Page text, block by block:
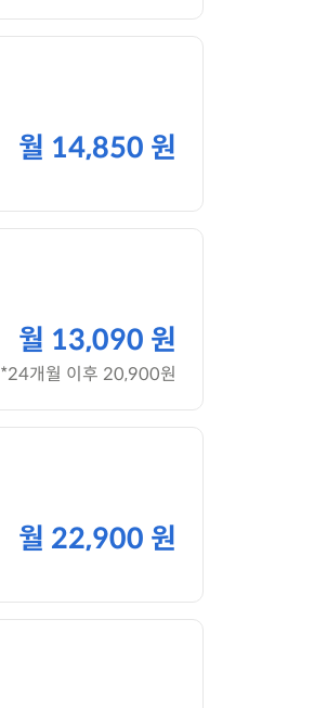
월 14,850 원
월 13,090 원
*24개월 이후 20,900원
월 22,900 원